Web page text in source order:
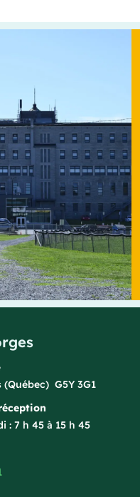
G5Y 3G1
: 7 h 45 à 15 h 45